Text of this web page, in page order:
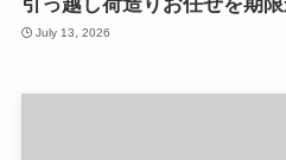
July 13, 2026